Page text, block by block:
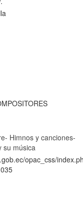
Himnos y canciones-
su música
opac_css/